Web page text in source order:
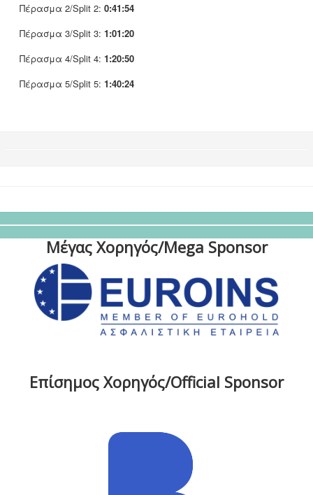
Πέρασμα 2/Split 2: 0:41:54
Πέρασμα 3/Split 3: 1:01:20
Πέρασμα 4/Split 4: 1:20:50
Πέρασμα 5/Split 5: 1:40:24
Μέγας Χορηγός/Mega Sponsor
Επίσημος Χορηγός/Official Sponsor